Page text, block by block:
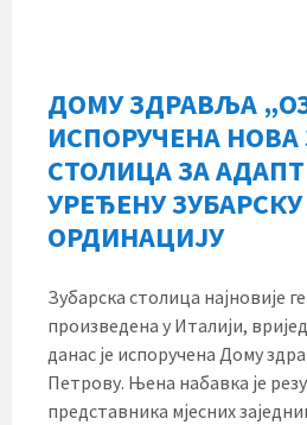
ДОМУ ЗДРАВЉА
ИСПОРУЧЕНА НОВА
СТОЛИЦА ЗА
УРЕЂЕНУ ЗУБАРСКУ
ОРДИНАЦИЈУ
Зубарска столица најновије
произведена у Италији,
данас је испоручена Дому
Петрову. Њена набавка је
представника мјесних